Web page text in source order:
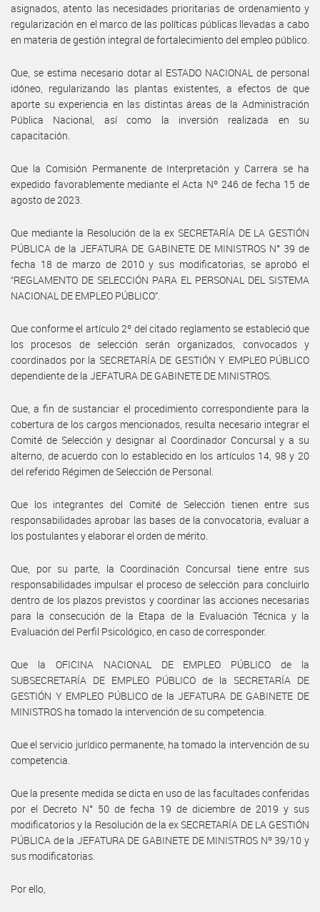
asignados, atento las necesidades prioritarias de ordenamiento y
regularización en el marco de las políticas públicas llevadas a cabo
en materia de gestión integral de fortalecimiento del empleo público.
Que, se estima necesario dotar al ESTADO NACIONAL de personal
idóneo, regularizando las plantas existentes, a efectos de que
aporte su experiencia en las distintas áreas de la Administración
Pública Nacional, así como la inversión realizada en su
capacitación.
Que la Comisión Permanente de Interpretación y Carrera se ha
expedido favorablemente mediante el Acta Nº 246 de fecha 15 de
agosto de 2023.
Que mediante la Resolución de la ex SECRETARÍA DE LA GESTIÓN
PÚBLICA de la JEFATURA DE GABINETE DE MINISTROS N° 39 de
fecha 18 de marzo de 2010 y sus modificatorias, se aprobó el
“REGLAMENTO DE SELECCIÓN PARA EL PERSONAL DEL SISTEMA
NACIONAL DE EMPLEO PÚBLICO”.
Que conforme el artículo 2º del citado reglamento se estableció que
los procesos de selección serán organizados, convocados y
coordinados por la SECRETARÍA DE GESTIÓN Y EMPLEO PÚBLICO
dependiente de la JEFATURA DE GABINETE DE MINISTROS.
Que, a fin de sustanciar el procedimiento correspondiente para la
cobertura de los cargos mencionados, resulta necesario integrar el
Comité de Selección y designar al Coordinador Concursal y a su
alterno, de acuerdo con lo establecido en los artículos 14, 98 y 20
del referido Régimen de Selección de Personal.
Que los integrantes del Comité de Selección tienen entre sus
responsabilidades aprobar las bases de la convocatoria, evaluar a
los postulantes y elaborar el orden de mérito.
Que, por su parte, la Coordinación Concursal tiene entre sus
responsabilidades impulsar el proceso de selección para concluirlo
dentro de los plazos previstos y coordinar las acciones necesarias
para la consecución de la Etapa de la Evaluación Técnica y la
Evaluación del Perfil Psicológico, en caso de corresponder.
Que la OFICINA NACIONAL DE EMPLEO PÚBLICO de la
SUBSECRETARÍA DE EMPLEO PÚBLICO de la SECRETARÍA DE
GESTIÓN Y EMPLEO PÚBLICO de la JEFATURA DE GABINETE DE
MINISTROS ha tomado la intervención de su competencia.
Que el servicio jurídico permanente, ha tomado la intervención de su
competencia.
Que la presente medida se dicta en uso de las facultades conferidas
por el Decreto N° 50 de fecha 19 de diciembre de 2019 y sus
modificatorios y la Resolución de la ex SECRETARÍA DE LA GESTIÓN
PÚBLICA de la JEFATURA DE GABINETE DE MINISTROS Nº 39/10 y
sus modificatorias.
Por ello,